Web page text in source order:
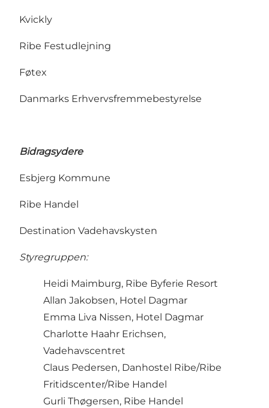
Kvickly
Ribe Festudlejning
Føtex
Danmarks Erhvervsfremmebestyrelse
Bidragsydere
Esbjerg Kommune
Ribe Handel
Destination Vadehavskysten
Styregruppen:
Heidi Maimburg, Ribe Byferie Resort
Allan Jakobsen, Hotel Dagmar
Emma Liva Nissen, Hotel Dagmar
Charlotte Haahr Erichsen,
Vadehavscentret
Claus Pedersen, Danhostel Ribe/Ribe
Fritidscenter/Ribe Handel
Gurli Thøgersen, Ribe Handel